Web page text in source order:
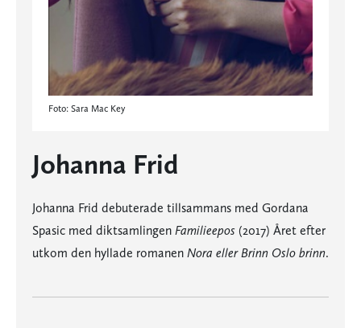
Foto: Sara Mac Key
Johanna Frid
Johanna Frid debuterade tillsammans med Gordana
Spasic med diktsamlingen Familieepos (2017) Året efter
utkom den hyllade romanen Nora eller Brinn Oslo brinn.